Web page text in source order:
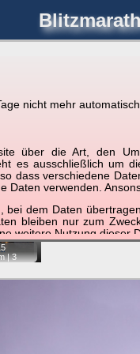
nicht mehr
über die Art, den
es ausschließlich um
dass verschiedene
verwenden.
dem Daten
bleiben nur zum
weitere Nutzung
behandelt Ihre
Daten” oder
tippen und
. Doppelklick auf
|3